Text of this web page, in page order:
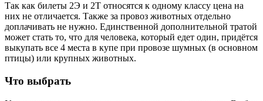
Так как билеты 2Э и 2Т относятся к одному классу цена на
них не отличается. Также за провоз животных отдельно
доплачивать не нужно. Единственной дополнительной тратой
может стать то, что для человека, который едет один, придётся
выкупать все 4 места в купе при провозе шумных (в основном
птицы) или крупных животных.
Что выбрать